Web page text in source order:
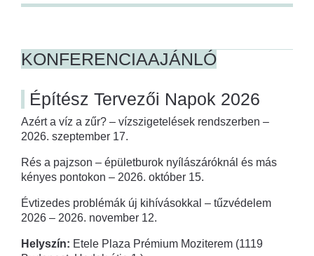
KONFERENCIAAJÁNLÓ
Építész Tervezői Napok 2026
Azért a víz a zűr? – vízszigetelések rendszerben –
2026. szeptember 17.
Rés a pajzson – épületburok nyílászáróknál és más
kényes pontokon – 2026. október 15.
Évtizedes problémák új kihívásokkal – tűzvédelem
2026 – 2026. november 12.
Helyszín: Etele Plaza Prémium Moziterem (1119